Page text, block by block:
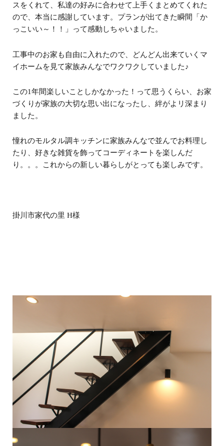
スをくれて、私達の好みに合わせて上手くまとめてくれた
ので、本当に感謝しています。プランが出てきた瞬間「か
っこいい～！！」って感動しちゃいました。
工事中のお家も自由に入れたので、どんどん出来ていくマ
イホームを見て家族みんなでワクワクしていました♪
この1年間楽しいことしかなかった！って思うくらい、お家
づくりが家族の大切な思い出になったし、絆がよリ深まり
ました。
憧れのモルタル調キッチンに家族みんなで並んでお料理し
たり、好きな雑貨を飾ってコーディネートを楽しんだ
り。。。これからの新しい暮らしがとっても楽しみです。
掛川市家代の里 H様